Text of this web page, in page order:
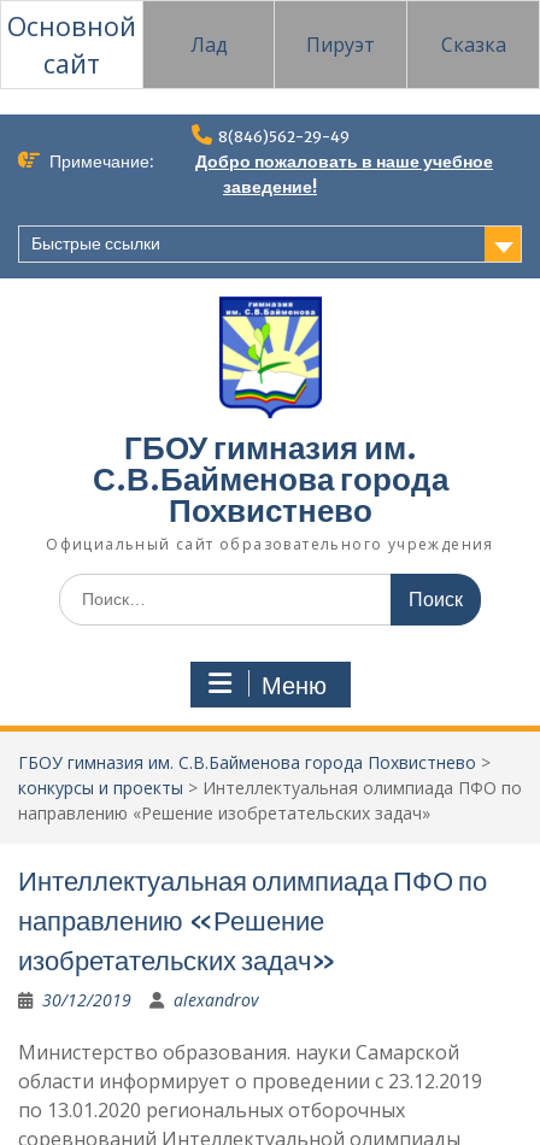
Основной
сайт
Лад Пируэт Сказка
содержимому
8(846)562-29-49
Примечание:
Добро пожаловать в наше учебное
заведение!
Быстрые ссылки
ГБОУ гимназия им.
С.В.Байменова города
Похвистнево
Официальный сайт образовательного учреждения
Поиск
по:
Меню
ГБОУ гимназия им. С.В.Байменова города Похвистнево >
конкурсы и проекты > Интеллектуальная олимпиада ПФО по
направлению «Решение изобретательских задач»
Интеллектуальная олимпиада ПФО по
направлению «Решение
изобретательских задач»
30/12/2019 alexandrov
Министерство образования. науки Самарской
области информирует о проведении с 23.12.2019
по 13.01.2020 региональных отборочных
соревнований Интеллектуальной олимпиады